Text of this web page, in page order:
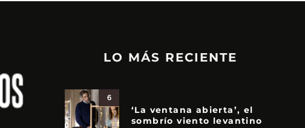
LO MÁS RECIENTE
6
‘La ventana abierta’, el
sombrío viento levantino